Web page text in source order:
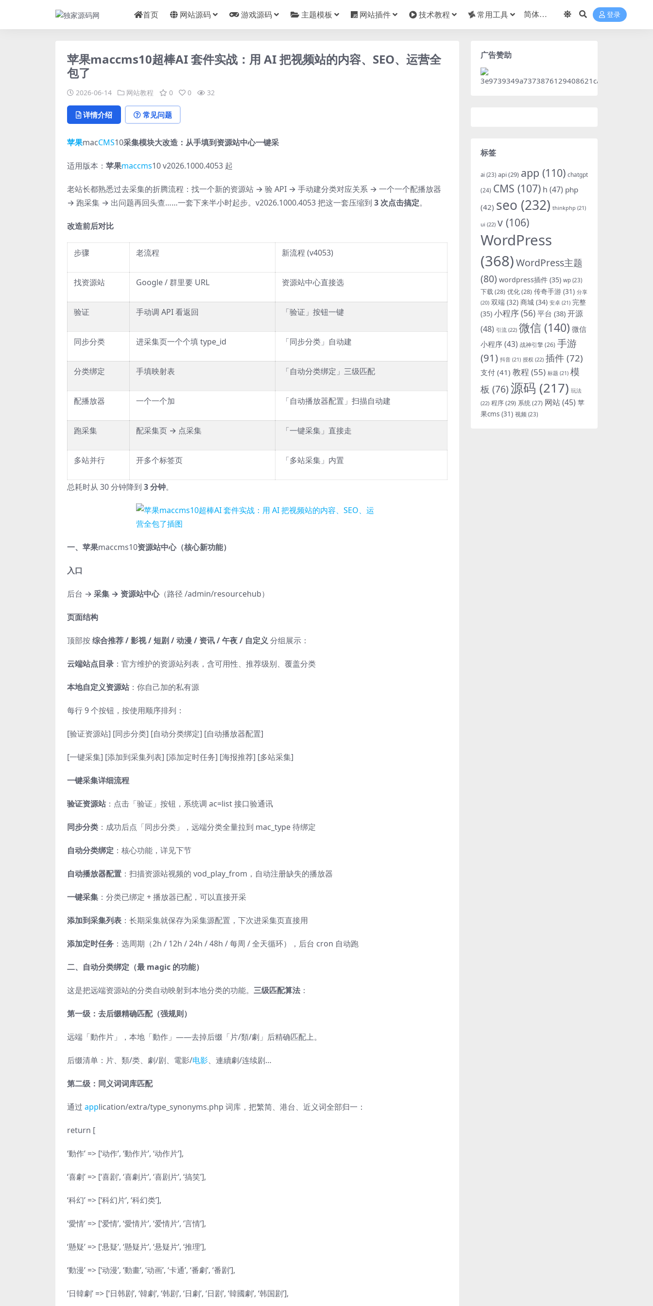
首页 网站源码 游戏源码 主题模板 网站插件 技术教程 常用工具 登录
苹果maccms10超棒AI 套件实战：用 AI 把视频站的内容、SEO、运营全
包了
2026-06-14 网站教程 0 0 32
详情介绍 常见问题
苹果macCMS10采集模块大改造：从手填到资源站中心一键采
适用版本： 苹果maccms10 v2026.1000.4053 起
老站长都熟悉过去采集的折腾流程：找一个新的资源站 → 验 API → 手动建分类对应关系 → 一个一个配播放器
→ 跑采集 → 出问题再回头查……一套下来半小时起步。v2026.1000.4053 把这一套压缩到 3 次点击搞定。
改造前后对比
步骤 老流程 新流程 (v4053)
找资源站 Google / 群里要 URL 资源站中心直接选
验证 手动调 API 看返回 「验证」按钮一键
同步分类 进采集页一个个填 type_id 「同步分类」自动建
分类绑定 手填映射表 「自动分类绑定」三级匹配
配播放器 一个一个加 「自动播放器配置」扫描自动建
跑采集 配采集页 → 点采集 「一键采集」直接走
多站并行 开多个标签页 「多站采集」内置
总耗时从 30 分钟降到 3 分钟。
一、苹果maccms10资源站中心（核心新功能）
入口
后台 → 采集 → 资源站中心（路径 /admin/resourcehub）
页面结构
顶部按综合推荐 / 影视 / 短剧 / 动漫 / 资讯 / 午夜 / 自定义 分组展示：
云端站点目录 ：官方维护的资源站列表，含可用性、推荐级别、覆盖分类
本地自定义资源站：你自己加的私有源
每行 9 个按钮，按使用顺序排列：
[验证资源站] [同步分类] [自动分类绑定] [自动播放器配置]
[一键采集] [添加到采集列表] [添加定时任务] [海报推荐] [多站采集]
一键采集详细流程
验证资源站：点击「验证」按钮，系统调 ac=list 接口验通讯
同步分类 ：成功后点「同步分类」，远端分类全量拉到 mac_type 待绑定
自动分类绑定 ：核心功能，详见下节
自动播放器配置 ：扫描资源站视频的 vod_play_from，自动注册缺失的播放器
一键采集 ：分类已绑定 + 播放器已配，可以直接开采
添加到采集列表 ：长期采集就保存为采集源配置，下次进采集页直接用
添加定时任务 ：选周期（2h / 12h / 24h / 48h / 每周 / 全天循环），后台 cron 自动跑
二、自动分类绑定（最 magic 的功能）
这是把远端资源站的分类自动映射到本地分类的功能。 三级匹配算法 ：
第一级：去后缀精确匹配（强规则）
远端「動作片」，本地「動作」——去掉后缀「片/類/劇」后精确匹配上。
后缀清单：片、類/类、劇/剧、電影/电影、連續劇/连续剧…
第二级：同义词词库匹配
通过 application/extra/type_synonyms.php 词库，把繁简、港台、近义词全部归一：
return [
‘動作’ => [‘动作’, ‘動作片’, ‘动作片’],
‘喜劇’ => [‘喜剧’, ‘喜劇片’, ‘喜剧片’, ‘搞笑’],
‘科幻’ => [‘科幻片’, ‘科幻类’],
‘愛情’ => [‘爱情’, ‘愛情片’, ‘爱情片’, ‘言情’],
‘懸疑’ => [‘悬疑’, ‘懸疑片’, ‘悬疑片’, ‘推理’],
‘動漫’ => [‘动漫’, ‘動畫’, ‘动画’, ‘卡通’, ‘番劇’, ‘番剧’],
‘日韓劇’ => [‘日韩剧’, ‘韓劇’, ‘韩剧’, ‘日劇’, ‘日剧’, ‘韓國劇’, ‘韩国剧’],
广告赞助
标签
ai (23) api(29) app (110) chatgpt
(24) CMS (107) h (47) php
(42) seo (232) thinkphp (21)
ui (22) v (106)
WordPress
(368)WordPress主题
(80) wordpress插件 (35) wp (23)
下载(28) 优化(28) 传奇手游 (31) 分享
(20) 双端 (32) 商城 (34) 安卓 (21) 完整
(35) 小程序(56) 平台 (38) 开源
(48) 引流 (22) 微信 (140) 微信
小程序(43) 战神引擎(26) 手游
(91) 抖音 (21) 授权 (22) 插件 (72)
支付 (41) 教程 (55) 标题 (21) 模
板 (76)源码 (217) 玩法
(22) 程序(29) 系统(27) 网站(45) 苹
果cms (31) 视频 (23)